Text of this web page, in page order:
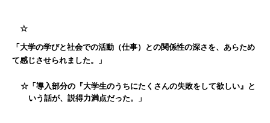
☆
「大学の学びと社会での活動（仕事）との関係性の深さを、あらため
て感じさせられました。」
☆「導入部分の『大学生のうちにたくさんの失敗をして欲しい』と
いう話が、説得力満点だった。」